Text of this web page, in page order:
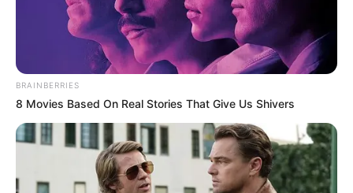
BRAINBERRIES
8 Movies Based On Real Stories That Give Us Shivers